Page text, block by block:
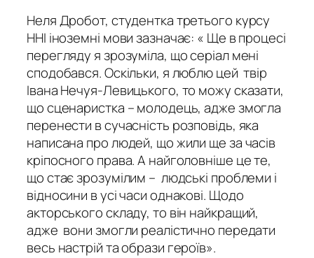
Неля Дробот, студентка третього курсу
ННІ іноземні мови зазначає: « Ще в процесі
перегляду я зрозуміла, що серіал мені
сподобався. Оскільки, я люблю цей твір
Івана Нечуя-Левицького, то можу сказати,
що сценаристка – молодець, адже змогла
перенести в сучасність розповідь, яка
написана про людей, що жили ще за часів
кріпосного права. А найголовніше це те,
що стає зрозумілим – людські проблеми і
відносини в усі часи однакові. Щодо
акторського складу, то він найкращий,
адже вони змогли реалістично передати
весь настрій та образи героїв».